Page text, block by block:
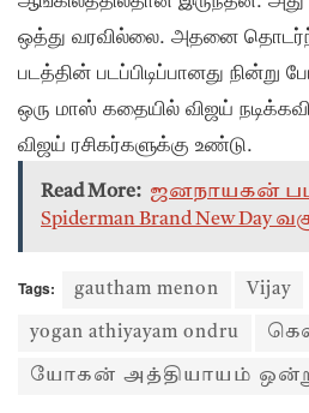
ஒத்து வரவில்லை. அதனை
படத்தின் படப்பிடிப்பானது
ஒரு மாஸ் கதையில் விஜய்
விஜய் ரசிகர்களுக்கு உண்டு.
Read More: ஜனநாயகன்
Spiderman Brand New Day
Tags: gautham menon Vijay
yogan athiyayam ondru
யோகன் அத்தியாயம்